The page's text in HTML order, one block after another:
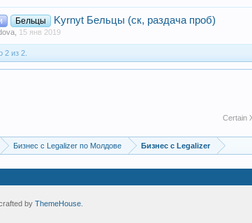
Бельцы Kyrnyt Бельцы (ск, раздача проб)
15 янв 2019
2 из 2.
Certain
Бизнес с Legalizer по Молдове Бизнес с Legalizer
byThemeHouse